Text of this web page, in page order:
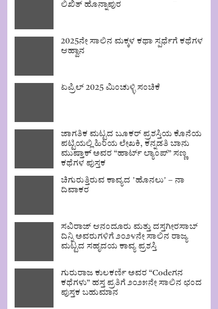
ಲಿಖಿತ್ ಹೊನ್ನಾಪುರ
2025ನೇ ಸಾಲಿನ ಮಕ್ಕಳ ಕಥಾ ಸ್ಪರ್ಧೆಗೆ ಕಥೆಗಳ
ಆಹ್ವಾನ
ಏಪ್ರಿಲ್ 2025 ಮಿಂಚುಳ್ಳಿ ಸಂಚಿಕೆ
ಜಾಗತಿಕ ಮಟ್ಟದ ಬೂಕರ್ ಪ್ರಶಸ್ತಿಯ ಕೊನೆಯ
ಪಟ್ಟಿಯಲ್ಲಿ ಹಿರಿಯ ಲೇಖಕಿ, ಕನ್ನಡತಿ ಬಾನು
ಮುಷ್ತಾಕ್ ಅವರ “ಹಾರ್ಟ್ ಲ್ಯಾಂಪ್” ಸಣ್ಣ
ಕಥೆಗಳ ಪುಸ್ತಕ
ಚಿಗುರುತ್ತಿರುವ ಕಾವ್ಯದ ʼಹೊನಲುʼ – ನಾ
ದಿವಾಕರ
ಸವಿರಾಜ್ ಆನಂದೂರು ಮತ್ತು ದಸ್ತಗೀರಸಾಬ್
ದಿನ್ನಿ ಅವರುಗಳಿಗೆ ೨೦೨೪ನೇ ಸಾಲಿನ ರಾಜ್ಯ
ಮಟ್ಟದ ಸಹೃದಯ ಕಾವ್ಯ ಪ್ರಶಸ್ತಿ
ಗುರುರಾಜ ಕುಲಕರ್ಣಿ ಅವರ “Codeಗನ
ಕಥೆಗಳು” ಹಸ್ತ ಪ್ರತಿಗೆ ೨೦೨೫ನೇ ಸಾಲಿನ ಛಂದ
ಪುಸ್ತಕ ಬಹುಮಾನ